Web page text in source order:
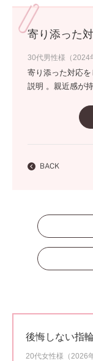
寄り添った
30代男性様（2024
寄り添った対応
説明 。親近感が持
BACK
後悔しない指
20代女性様（2026